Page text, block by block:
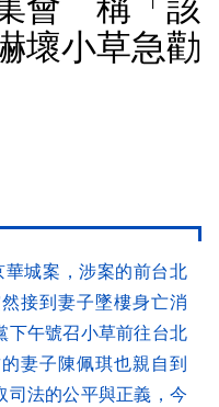
壞小草急勸
城案，涉案的前台北
接到妻子墜樓身亡消
下午號召小草前往台北
妻子陳佩琪也親自到
司法的公平與正義，今